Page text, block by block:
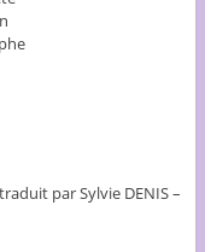
par Sylvie DENIS –